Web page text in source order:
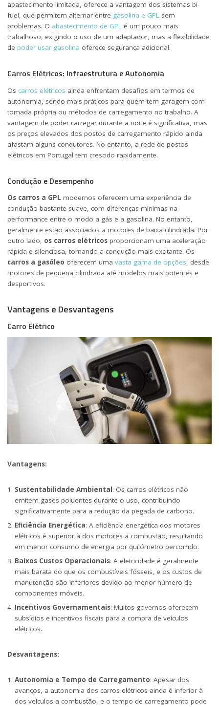
abastecimento limitada, oferece a vantagem dos sistemas bi-
fuel, que permitem alternar entre gasolina e GPL sem
problemas. O abastecimento de GPL é um pouco mais
trabalhoso, exigindo o uso de um adaptador, mas a flexibilidade
de poder usar gasolina oferece segurança adicional.
Carros Elétricos: Infraestrutura e Autonomia
Os carros elétricos ainda enfrentam desafios em termos de
autonomia, sendo mais práticos para quem tem garagem com
tomada própria ou métodos de carregamento no trabalho. A
vantagem de poder carregar durante a noite é significativa, mas
os preços elevados dos postos de carregamento rápido ainda
afastam alguns condutores. No entanto, a rede de postos
elétricos em Portugal tem crescido rapidamente.
Condução e Desempenho
Os carros a GPL modernos oferecem uma experiência de
condução bastante suave, com diferenças mínimas na
performance entre o modo a gás e a gasolina. No entanto,
geralmente estão associados a motores de baixa cilindrada. Por
outro lado, os carros elétricos proporcionam uma aceleração
rápida e silenciosa, tornando a condução mais excitante. Os
carros a gasóleo oferecem uma vasta gama de opções, desde
motores de pequena cilindrada até modelos mais potentes e
desportivos.
Vantagens e Desvantagens
Carro Elétrico
Vantagens:
Sustentabilidade Ambiental : Os carros elétricos não
emitem gases poluentes durante o uso, contribuindo
significativamente para a redução da pegada de carbono.
Eficiência Energética: A eficiência energética dos motores
elétricos é superior à dos motores a combustão, resultando
em menor consumo de energia por quilómetro percorrido.
Baixos Custos Operacionais: A eletricidade é geralmente
mais barata do que os combustíveis fósseis, e os custos de
manutenção são inferiores devido ao menor número de
componentes móveis.
Incentivos Governamentais: Muitos governos oferecem
subsídios e incentivos fiscais para a compra de veículos
elétricos.
Desvantagens:
Autonomia e Tempo de Carregamento: Apesar dos
avanços, a autonomia dos carros elétricos ainda é inferior à
dos veículos a combustão, e o tempo de carregamento pode